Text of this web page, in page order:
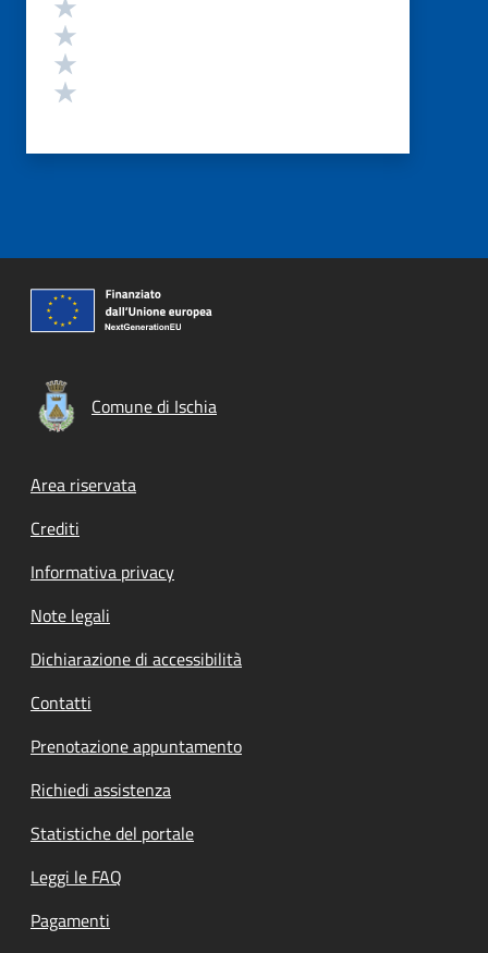
Comune di Ischia
Footer menu
Area riservata
Crediti
Informativa privacy
Note legali
Dichiarazione di accessibilità
Contatti
Prenotazione appuntamento
Richiedi assistenza
Statistiche del portale
Leggi le FAQ
Pagamenti